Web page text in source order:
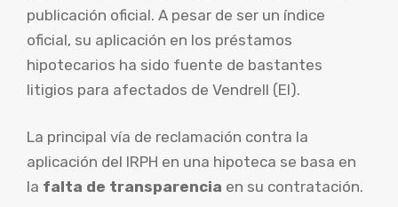
publicación oficial. A pesar de ser un índice
oficial, su aplicación en los préstamos
hipotecarios ha sido fuente de bastantes
litigios para afectados de Vendrell (El).
La principal vía de reclamación contra la
aplicación del IRPH en una hipoteca se basa en
la falta de transparencia en su contratación.